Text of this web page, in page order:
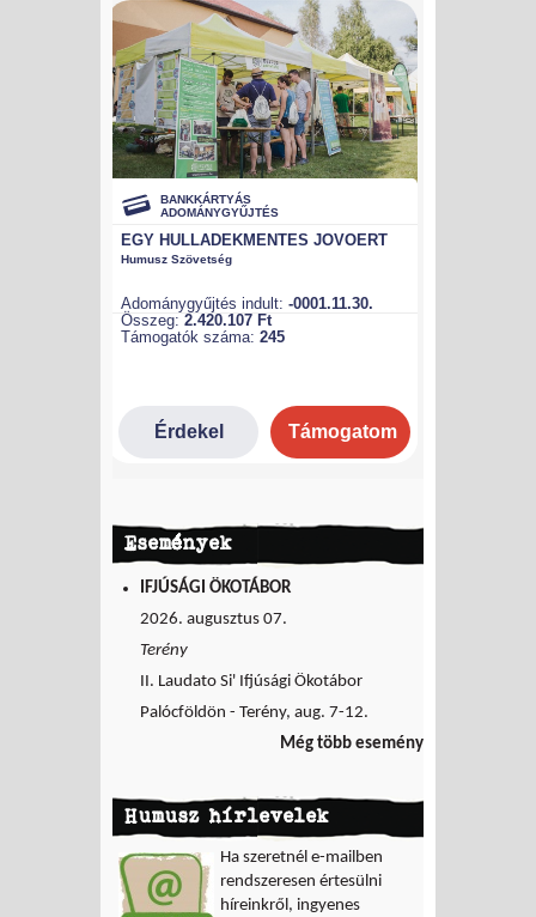
Események
IFJÚSÁGI ÖKOTÁBOR
2026. augusztus 07.
Terény
II. Laudato Si' Ifjúsági Ökotábor
Palócföldön - Terény, aug. 7-12.
Még több esemény
Humusz hírlevelek
Ha szeretnél e-mailben
rendszeresen értesülni
híreinkről, ingyenes